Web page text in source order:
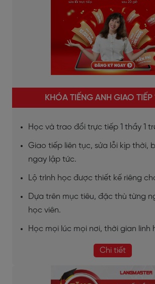
KHÓA TIẾNG ANH GIAO TIẾP
Học và trao đổi trực tiếp 1 thầy 1
Giao tiếp liên tục, sửa lỗi kịp thời,
ngay lập tức.
Lộ trình học được thiết kế riêng
Dựa trên mục tiêu, đặc thù từng
học viên.
Học mọi lúc mọi nơi, thời gian linh
Chi tiết